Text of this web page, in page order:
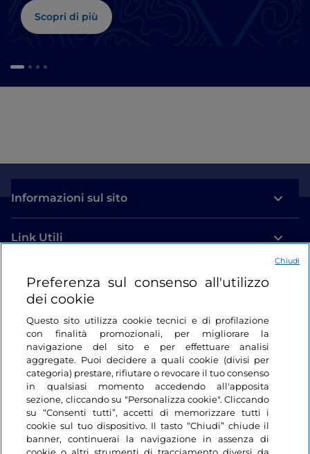
Scopri di più
Informazioni sul sito
Link Utili
Login
Restiamo in contatto
Preferenza sul consenso all'utilizzo
dei cookie
Questo sito utilizza cookie tecnici e di profilazione
con finalità promozionali, per migliorare la
navigazione del sito e per effettuare analisi
aggregate. Puoi decidere a quali cookie (divisi per
categoria) prestare, rifiutare o revocare il tuo consenso
in qualsiasi momento accedendo all'apposita
sezione, cliccando su "Personalizza cookie". Cliccando
su “Consenti tutti”, accetti di memorizzare tutti i
cookie sul tuo dispositivo. Il tasto “Chiudi” chiude il
banner, continuerai la navigazione in assenza di
Chiudi